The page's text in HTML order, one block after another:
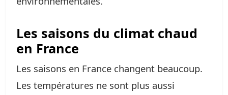
Les saisons du climat chaud
en France
Les saisons en France changent beaucoup.
Les températures ne sont plus aussi